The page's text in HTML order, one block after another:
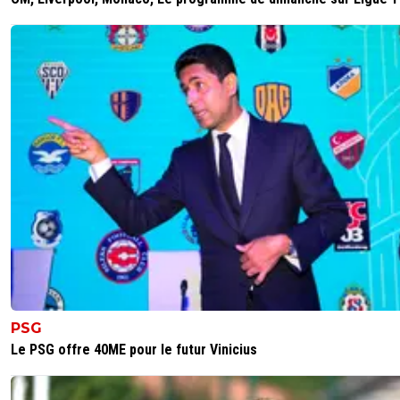
reload 07 décembre 2011 à 23:16
Bon allez je vais coucher!bonne nuit a tous, et bien sur
l'OL!
0 Répondre
romain-emma-clara 07 décembre 2011 à 23:12
dire que le real a pris 0 buts, truc de ouf.
0 Répondre
mvf-69-jonathan 09 décembre 2011 à 00:15
Ils ont pris des Buts contre Zagreb ( 6 - 2 )
PSG
Le PSG offre 40ME pour le futur Vinicius